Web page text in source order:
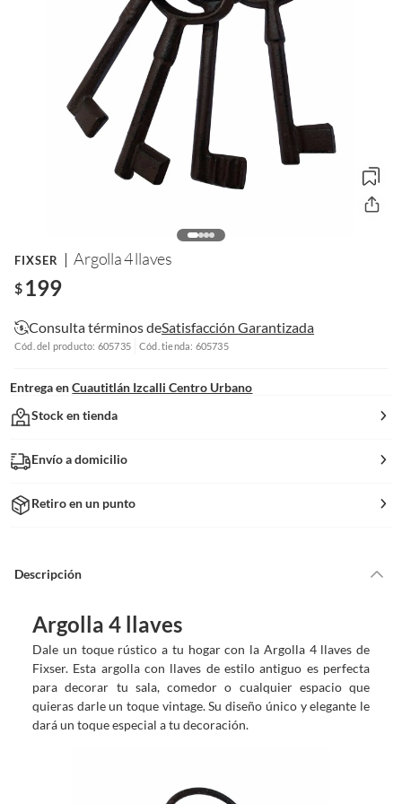
FIXSER Argolla 4 llaves
$ 199
Consulta términos deSatisfacción Garantizada
Cód. del producto: 605735 Cód. tienda: 605735
Entrega en Cuautitlán Izcalli Centro Urbano
Stock en tienda
Envío a domicilio
Retiro en un punto
Descripción
Argolla 4 llaves
Dale un toque rústico a tu hogar con la Argolla 4 llaves de
Fixser. Esta argolla con llaves de estilo antiguo es perfecta
para decorar tu sala, comedor o cualquier espacio que
quieras darle un toque vintage. Su diseño único y elegante le
dará un toque especial a tu decoración.